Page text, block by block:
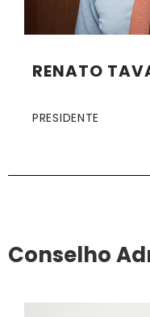
RENATO
PRESIDENTE
Conselho